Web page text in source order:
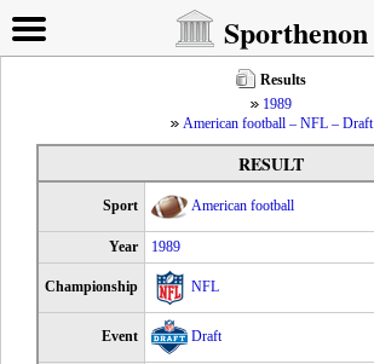
Sporthenon
Results
1989
American football – NFL – Draft
RESULT
Sport American football
Year 1989
Championship NFL
Event Draft